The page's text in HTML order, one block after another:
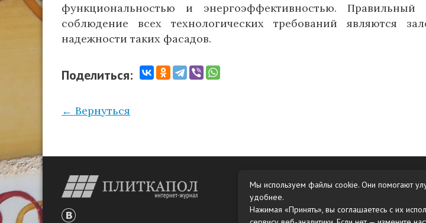
функциональностью и энергоэффективностью.
соблюдение всех технологических требований являются
надежности таких фасадов.
Поделиться:
← Вернуться
Мы используем файлы cookie. Они помогают
удобнее.
Нажимая «Принять», вы соглашаетесь с их